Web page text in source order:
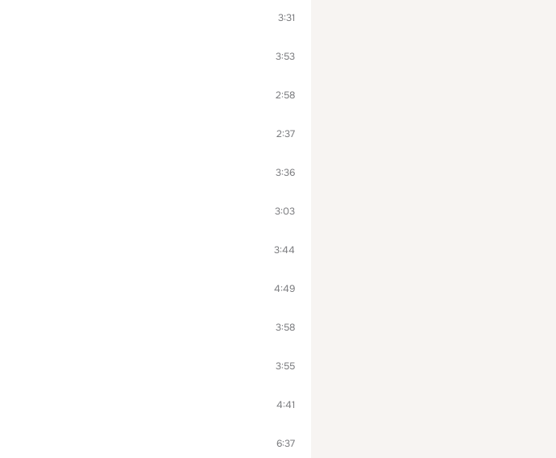
3:31
3:53
2:58
2:37
3:36
3:03
3:44
4:49
3:58
3:55
4:41
6:37